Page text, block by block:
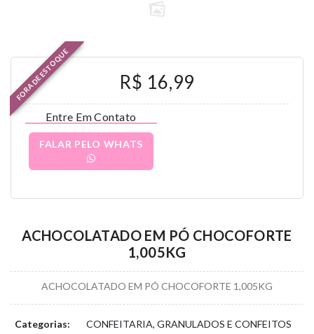
FORA DE ESTOQUE R$ 16,99
Entre Em Contato
FALAR PELO WHATS
ACHOCOLATADO EM PÓ CHOCOFORTE
1,005KG
ACHOCOLATADO EM PÓ CHOCOFORTE 1,005KG
Categorias: CONFEITARIA, GRANULADOS E CONFEITOS